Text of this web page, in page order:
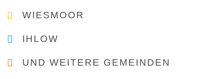
WIESMOOR
IHLOW
UND WEITERE GEMEINDEN